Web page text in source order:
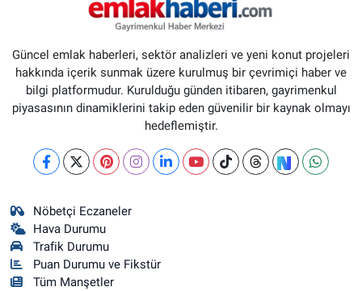
Güncel emlak haberleri, sektör analizleri ve yeni konut projeleri
hakkında içerik sunmak üzere kurulmuş bir çevrimiçi haber ve
bilgi platformudur. Kurulduğu günden itibaren, gayrimenkul
piyasasının dinamiklerini takip eden güvenilir bir kaynak olmayı
hedeflemiştir.
Nöbetçi Eczaneler
Hava Durumu
Trafik Durumu
Puan Durumu ve Fikstür
Tüm Manşetler